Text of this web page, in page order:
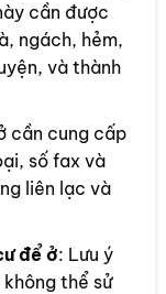
cần được
ngách, hẻm,
và thành
cần cung cấp
số fax và
liên lạc và
để ở: Lưu ý
thể sử